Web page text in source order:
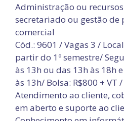
Administração ou
secretariado ou gestão de
comercial
Cód.: 9601 / Vagas 3 /
partir do 1º semestre/
às 13h ou das 13h às 18h
às 13h/ Bolsa: R$800 + VT
Atendimento ao cliente,
em aberto e suporte ao